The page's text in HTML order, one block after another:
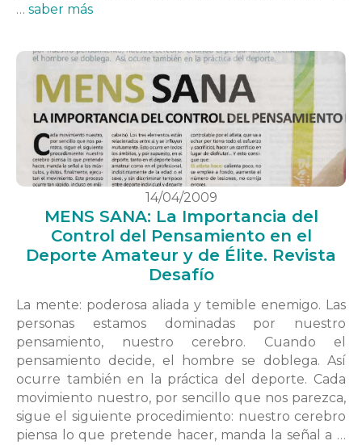
… saber más
14/04/2009
MENS SANA: La Importancia del
Control del Pensamiento en el
Deporte Amateur y de Élite. Revista
Desafío
La mente: poderosa aliada y temible enemigo. Las
personas estamos dominadas por nuestro
pensamiento, nuestro cerebro. Cuando el
pensamiento decide, el hombre se doblega. Así
ocurre también en la práctica del deporte. Cada
movimiento nuestro, por sencillo que nos parezca,
sigue el siguiente procedimiento: nuestro cerebro
piensa lo que pretende hacer, manda la señal a …